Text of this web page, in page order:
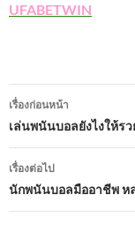
UFABETWIN
เมนู
นำทาง
เรื่อง
เรื่องก่อนหน้า
เล่นพนันบอลยังไงให้ร
เรื่องต่อไป
นักพนันบอลมืออาชีพ หล